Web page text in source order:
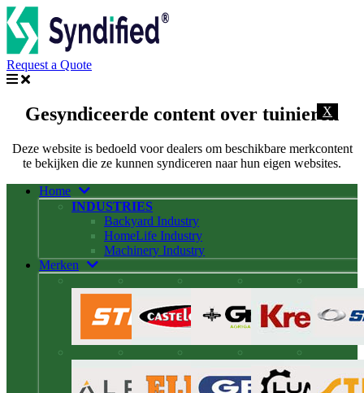
Request a Quote
X
Gesyndiceerde content over tuinieren
Deze website is bedoeld voor dealers om beschikbare merkcontent
te bekijken die ze kunnen syndiceren naar hun eigen websites.
Home
INDUSTRIES
Backyard Industry
HomeLife Industry
Machinery Industry
Merken